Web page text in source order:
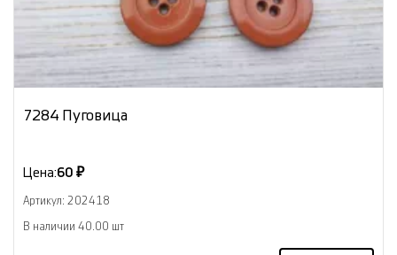
7284 Пуговица
Цена:60 ₽
Артикул: 202418
В наличии 40.00 шт